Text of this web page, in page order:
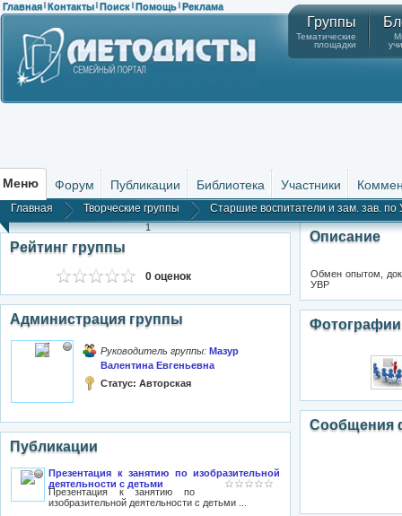
Главная | Контакты | Поиск | Помощь | Реклама
Группы
Тематические
площадки
Меню Форум Публикации Библиотека Участники
Главная Творческие группы Старшие воспитатели и зам. зав. по
1
Рейтинг группы
0 оценок
Администрация группы
Руководитель группы: Мазур
Валентина Евгеньевна
Статус: Авторская
Публикации
Презентация к занятию по изобразительной
деятельности с детьми
Презентация к занятию по
изобразительной деятельности с детьми ...
Описание
Обмен опытом,
УВР
Фотографии
Сообщения